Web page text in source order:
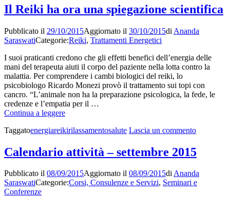
corsi
e
Il Reiki ha ora una spiegazione scientifica
Pubblicato il 29/10/2015Aggiornato il 30/10/2015di Ananda
SaraswatiCategorie:Reiki, Trattamenti Energetici
I suoi praticanti credono che gli effetti benefici dell’energia delle
mani del terapeuta aiuti il corpo del paziente nella lotta contro la
malattia. Per comprendere i cambi biologici del reiki, lo
psicobiologo Ricardo Monezi provò il trattamento sui topi con
cancro. “L’animale non ha la preparazione psicologica, la fede, le
credenze e l’empatia per il …
Continua a leggereIl
ha
una
spiegazione
Taggatoenergiareikirilassamentosalute Lascia un commentosu
ha
una
Calendario attività – settembre 2015
Pubblicato il 08/09/2015Aggiornato il 08/09/2015diAnanda
SaraswatiCategorie:Corsi, Consulenze e Servizi, Seminari e
Conferenze